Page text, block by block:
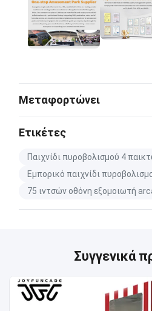
Μεταφορτώνει
PDF Catalog Download.pdf
Ετικέτες
Παιχνίδι πυροβολισμού 4
Εμπορικό παιχνίδι
75 ιντσών οθόνη εξομοιωτή
Συγγενικά